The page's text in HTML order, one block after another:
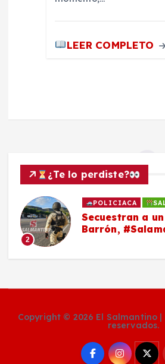
LEER COMPLETO
¿Te lo perdiste?
2
POLICIACA
Secuestran a
Barrón,
Copyright © 2026 El Salmantino |
reservados.